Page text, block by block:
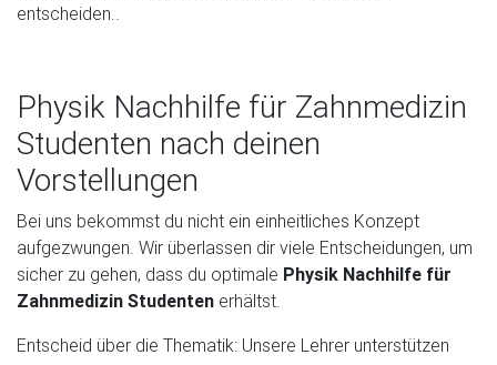
entscheiden..
Physik Nachhilfe für Zahnmedizin
Studenten nach deinen
Vorstellungen
Bei uns bekommst du nicht ein einheitliches Konzept
aufgezwungen. Wir überlassen dir viele Entscheidungen, um
sicher zu gehen, dass du optimale Physik Nachhilfe für
Zahnmedizin Studenten erhältst.
Entscheid über die Thematik: Unsere Lehrer unterstützen